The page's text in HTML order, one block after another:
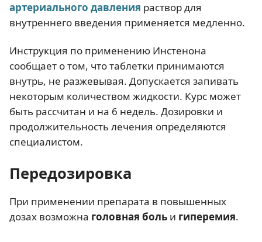
артериального давления раствор для
внутреннего введения применяется медленно.
Инструкция по применению Инстенона
сообщает о том, что таблетки принимаются
внутрь, не разжевывая. Допускается запивать
некоторым количеством жидкости. Курс может
быть рассчитан и на 6 недель. Дозировки и
продолжительность лечения определяются
специалистом.
Передозировка
При применении препарата в повышенных
дозах возможна головная боль и гиперемия.